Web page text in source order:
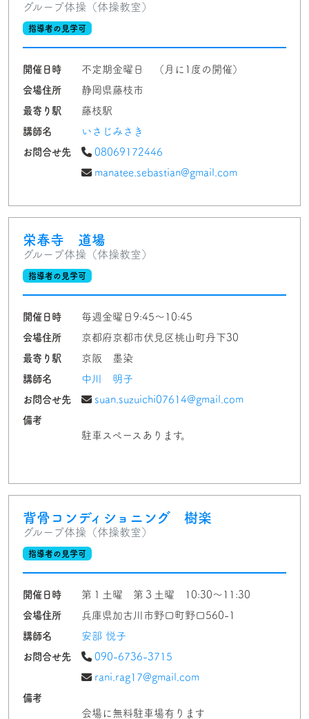
グループ体操（体操教室）
指導者の見学可
開催日時
不定期金曜日 （月に1度の開催）
会場住所
静岡県藤枝市
最寄り駅
藤枝駅
講師名
いさじみさき
お問合せ先
08069172446
manatee.sebastian@gmail.com
栄春寺 道場
グループ体操（体操教室）
指導者の見学可
開催日時
毎週金曜日9:45〜10:45
会場住所
京都府京都市伏見区桃山町丹下30
最寄り駅
京阪 墨染
講師名
中川 明子
お問合せ先
suan.suzuichi07614@gmail.com
備考
駐車スペースあります。
背骨コンディショニング 樹楽
グループ体操（体操教室）
指導者の見学可
開催日時
第１土曜 第３土曜 10:30〜11:30
会場住所
兵庫県加古川市野口町野口560-1
講師名
安部 悦子
お問合せ先
090-6736-3715
rani.rag17@gmail.com
備考
会場に無料駐車場有ります